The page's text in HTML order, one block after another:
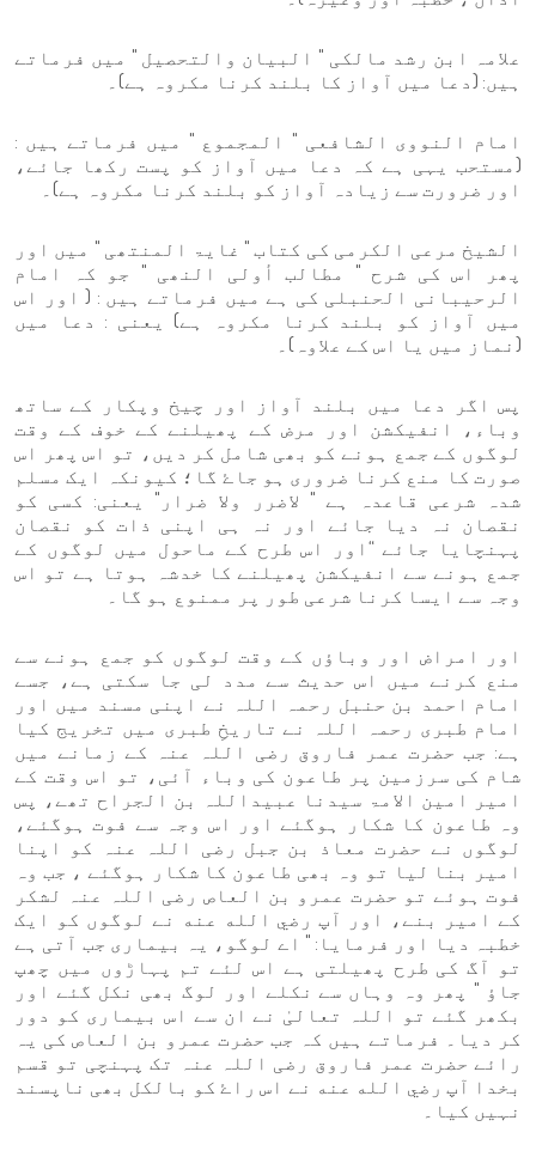
علامہ ابن رشد مالکی " البیان والتحصیل " میں فرماتے
ہیں: (دعا میں آواز کا بلند کرنا مکروہ ہے)۔
امام النووی الشافعی " المجموع " میں فرماتے ہیں :
(مستحب یہی ہے کہ دعا میں آواز کو پست رکھا جائے،
اور ضرورت سے زیادہ آواز کو بلند کرنا مکروہ ہے)۔
الشیخ مرعی الکرمی کی کتاب " غایۃ المنتھی " میں اور
پھر اس کی شرح " مطالب أولی النھی " جو کہ امام
الرحیبانی الحنبلی کی ہے میں فرماتے ہیں : ( اور اس
میں آواز کو بلند کرنا مکروہ ہے) یعنی : دعا میں
(نماز میں یا اس کے علاوہ)۔
پس اگر دعا میں بلند آواز اور چیخ وپکار کے ساتھ
وباء، انفیکشن اور مرض کے پھیلنے کے خوف کے وقت
لوگوں کے جمع ہونے کو بھی شامل کر دیں، تو اس پھر اس
صورت کا منع کرنا ضروری ہو جاۓ گا؛ کیونکہ ایک مسلم
شدہ شرعی قاعدہ ہے " لاضرر ولا ضرار" یعنی: کسی کو
نقصان نہ دیا جائے اور نہ ہی اپنی ذات کو نقصان
پہنچایا جائے “اور اس طرح کے ماحول میں لوگوں کے
جمع ہونے سے انفیکشن پھیلنے کا خدشہ ہوتا ہے تو اس
وجہ سے ایسا کرنا شرعی طور پر ممنوع ہو گا۔
اور امراض اور وباؤں کے وقت لوگوں کو جمع ہونے سے
منع کرنے میں اس حدیث سے مدد لی جا سکتی ہے، جسے
امام احمد بن حنبل رحمہ اللہ نے اپنی مسند میں اور
امام طبری رحمہ اللہ نے تاریخِ طبری میں تخریج کیا
ہے: جب حضرت عمر فاروق رضی اللہ عنہ کے زمانے میں
شام کی سرزمین پر طاعون کی وباء آئی، تو اس وقت کے
امیر امین الامۃ سیدنا عبیداللہ بن الجراح تھے، پس
وہ طاعون کا شکار ہوگئے اور اس وجہ سے فوت ہوگئے،
لوگوں نے حضرت معاذ بن جبل رضی اللہ عنہ کو اپنا
امیر بنا لیا تو وہ بھی طاعون کا شکار ہوگئے ، جب وہ
فوت ہوئے تو حضرت عمرو بن العاص رضی اللہ عنہ لشکر
کے امیر بنے، اور آپ رضي الله عنه نے لوگوں کو ایک
خطبہ دیا اور فرمایا: " اے لوگو، یہ بیماری جب آتی ہے
تو آگ کی طرح پھیلتی ہے اس لئے تم پہاڑوں میں چھپ
جاؤ " پھر وہ وہاں سے نکلے اور لوگ بھی نکل گئے اور
بکھر گئے تو اللہ تعالیٰ نے ان سے اس بیماری کو دور
کر دیا۔ فرماتے ہیں کہ جب حضرت عمرو بن العاص کی یہ
رائے حضرت عمر فاروق رضی اللہ عنہ تک پہنچی تو قسم
بخدا آپ رضي الله عنه نے اس راۓ کو بالکل بھی ناپسند
نہیں کیا۔